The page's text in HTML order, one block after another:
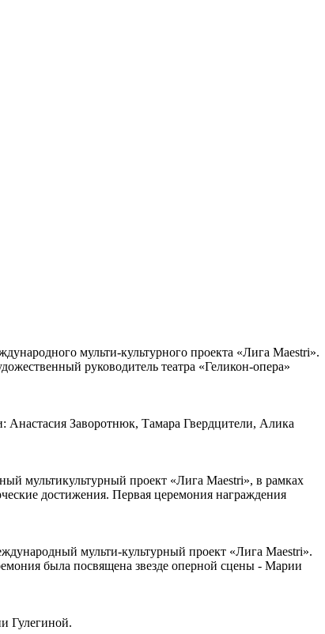
мульти-культурного проекта «Лига Maestri».
руководитель театра «Геликон-опера»
Заворотнюк, Тамара Гвердцители, Алика
мультикультурный проект «Лига Maestri», в рамках
достижения. Первая церемония награждения
мульти-культурный проект «Лига Maestri».
была посвящена звезде оперной сцены - Марии
Гулегиной.